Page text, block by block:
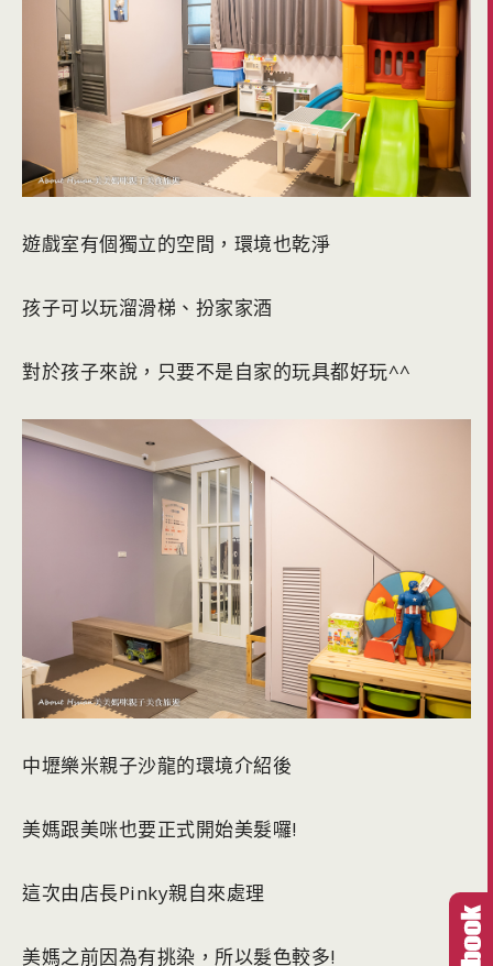
遊戲室有個獨立的空間，環境也乾淨
孩子可以玩溜滑梯、扮家家酒
對於孩子來說，只要不是自家的玩具都好玩^^
中壢樂米親子沙龍的環境介紹後
美媽跟美咪也要正式開始美髮囉!
這次由店長Pinky親自來處理
美媽之前因為有挑染，所以髮色較多!